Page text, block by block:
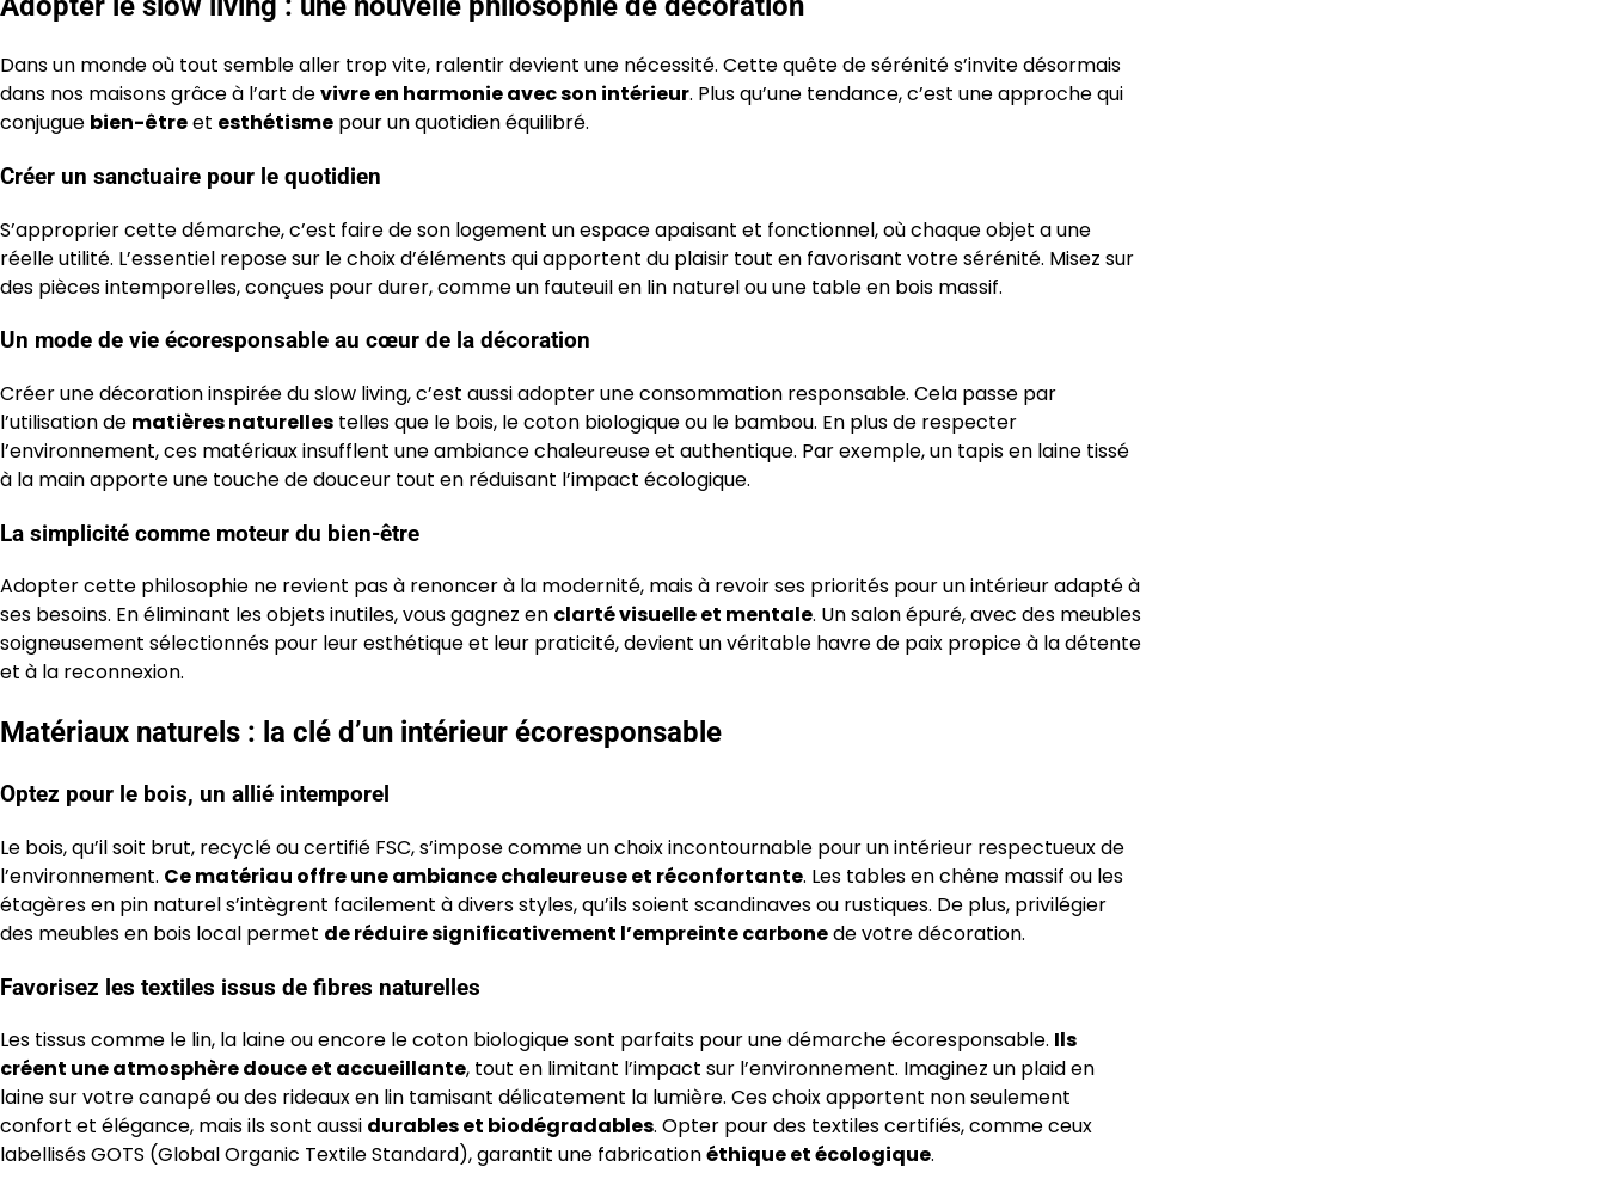
Dans un monde où tout semble aller trop vite, ralentir devient une nécessité. Cette quête de sérénité s’invite désormais
dans nos maisons grâce à l’art devivre en harmonie avec son intérieur. Plus qu’une tendance, c’est une approche qui
conjugue bien-êtreet esthétisme pour un quotidien équilibré.
Créer un sanctuaire pour le quotidien
S’approprier cette démarche, c’est faire de son logement un espace apaisant et fonctionnel, où chaque objet a une
réelle utilité. L’essentiel repose sur le choix d’éléments qui apportent du plaisir tout en favorisant votre sérénité. Misez sur
des pièces intemporelles, conçues pour durer, comme un fauteuil en lin naturel ou une table en bois massif.
Un mode de vie écoresponsable au cœur de la décoration
Créer une décoration inspirée du slow living, c’est aussi adopter une consommation responsable. Cela passe par
l’utilisation de matières naturelles telles que le bois, le coton biologique ou le bambou. En plus de respecter
l’environnement, ces matériaux insufflent une ambiance chaleureuse et authentique. Par exemple, un tapis en laine tissé
à la main apporte une touche de douceur tout en réduisant l’impact écologique.
La simplicité comme moteur du bien-être
Adopter cette philosophie ne revient pas à renoncer à la modernité, mais à revoir ses priorités pour un intérieur adapté à
ses besoins. En éliminant les objets inutiles, vous gagnez en clarté visuelle et mentale. Un salon épuré, avec des meubles
soigneusement sélectionnés pour leur esthétique et leur praticité, devient un véritable havre de paix propice à la détente
et à la reconnexion.
Matériaux naturels : la clé d’un intérieur écoresponsable
Optez pour le bois, un allié intemporel
Le bois, qu’il soit brut, recyclé ou certifié FSC, s’impose comme un choix incontournable pour un intérieur respectueux de
l’environnement. Ce matériau offre une ambiance chaleureuse et réconfortante. Les tables en chêne massif ou les
étagères en pin naturel s’intègrent facilement à divers styles, qu’ils soient scandinaves ou rustiques. De plus, privilégier
des meubles en bois local permet de réduire significativement l’empreinte carbonede votre décoration.
Favorisez les textiles issus de fibres naturelles
Les tissus comme le lin, la laine ou encore le coton biologique sont parfaits pour une démarche écoresponsable. Ils
créent une atmosphère douce et accueillante, tout en limitant l’impact sur l’environnement. Imaginez un plaid en
laine sur votre canapé ou des rideaux en lin tamisant délicatement la lumière. Ces choix apportent non seulement
confort et élégance, mais ils sont aussi durables et biodégradables. Opter pour des textiles certifiés, comme ceux
labellisés GOTS (Global Organic Textile Standard), garantit une fabricationéthique et écologique.